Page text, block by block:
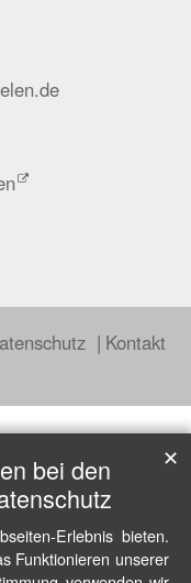
Kontakt
bei den
Erlebnis bieten.
Funktionieren unserer
✕